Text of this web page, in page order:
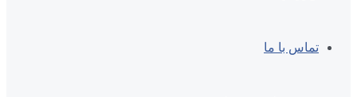
تماس با ما